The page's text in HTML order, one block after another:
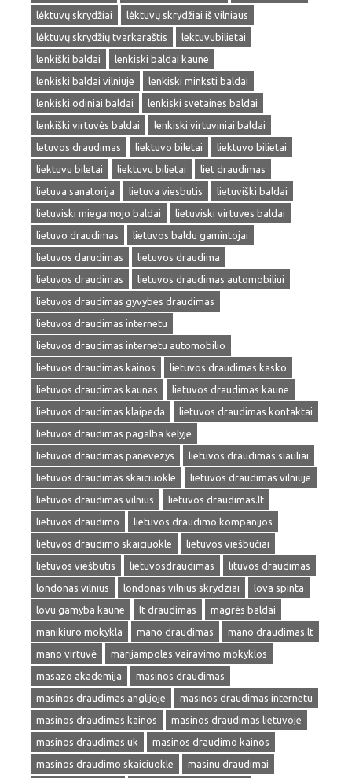
lėktuvų skrydžiai
lėktuvų skrydžiai iš vilniaus
lėktuvų skrydžių tvarkaraštis
lektuvubilietai
lenkiški baldai
lenkiski baldai kaune
lenkiski baldai vilniuje
lenkiski minksti baldai
lenkiski odiniai baldai
lenkiski svetaines baldai
lenkiški virtuvės baldai
lenkiski virtuviniai baldai
letuvos draudimas
liektuvo biletai
liektuvo bilietai
liektuvu biletai
liektuvu bilietai
liet draudimas
lietuva sanatorija
lietuva viesbutis
lietuviški baldai
lietuviski miegamojo baldai
lietuviski virtuves baldai
lietuvo draudimas
lietuvos baldu gamintojai
lietuvos darudimas
lietuvos draudima
lietuvos draudimas
lietuvos draudimas automobiliui
lietuvos draudimas gyvybes draudimas
lietuvos draudimas internetu
lietuvos draudimas internetu automobilio
lietuvos draudimas kainos
lietuvos draudimas kasko
lietuvos draudimas kaunas
lietuvos draudimas kaune
lietuvos draudimas klaipeda
lietuvos draudimas kontaktai
lietuvos draudimas pagalba kelyje
lietuvos draudimas panevezys
lietuvos draudimas siauliai
lietuvos draudimas skaiciuokle
lietuvos draudimas vilniuje
lietuvos draudimas vilnius
lietuvos draudimas.lt
lietuvos draudimo
lietuvos draudimo kompanijos
lietuvos draudimo skaiciuokle
lietuvos viešbučiai
lietuvos viešbutis
lietuvosdraudimas
lituvos draudimas
londonas vilnius
londonas vilnius skrydziai
lova spinta
lovu gamyba kaune
lt draudimas
magrės baldai
manikiuro mokykla
mano draudimas
mano draudimas.lt
mano virtuvė
marijampoles vairavimo mokyklos
masazo akademija
masinos draudimas
masinos draudimas anglijoje
masinos draudimas internetu
masinos draudimas kainos
masinos draudimas lietuvoje
masinos draudimas uk
masinos draudimo kainos
masinos draudimo skaiciuokle
masinu draudimai